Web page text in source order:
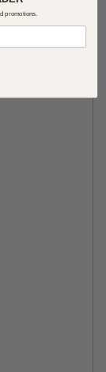
promotions.